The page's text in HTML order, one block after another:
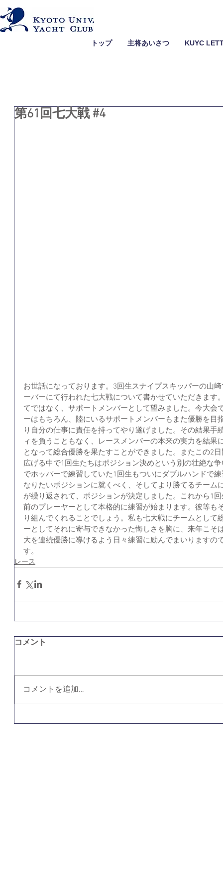
トップ 主将あいさつ KUYC
第61回七大戦 #4
お世話になっております。3回生スナイプスキッパーの山
ーバーにて行われた七大戦について書かせていただきます
てではなく、サポートメンバーとして望みました。今大会
ーはもちろん、陸にいるサポートメンバーもまた優勝を目
り自分の仕事に責任を持ってやり遂げました。その結果手
ィを負うこともなく、レースメンバーの本来の実力を結果
となって総合優勝を果たすことができました。またこの2
広げる中で1回生たちはポジション決めという別の壮絶な
でホッパーで練習していた1回生もついにダブルハンドで
なりたいポジションに就くべく、そしてより勝てるチーム
が繰り返されて、ポジションが決定しました。これから1
前のプレーヤーとして本格的に練習が始まります。彼等も
り組んでくれることでしょう。私も七大戦にチームとして
ーとしてそれに寄与できなかった悔しさを胸に、来年こそ
大を連続優勝に導けるよう日々練習に励んでまいりますの
す。
レース
コメント
コメントを追加…